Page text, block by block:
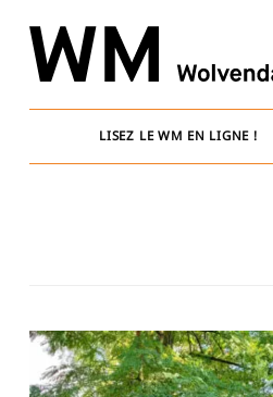
content
LISEZ LE WM EN LIGNE !